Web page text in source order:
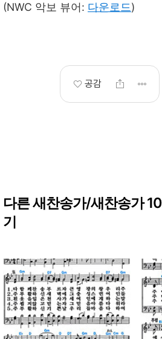
(NWC 악보 뷰어: 다운로드)
공감
다른 새찬송가/새찬송가
기